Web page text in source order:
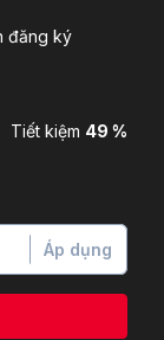
đăng ký
Tiết kiệm 49 %
Áp dụng